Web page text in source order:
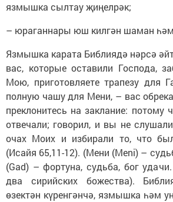
язмышка сылтау җиңелрәк;
– юраганнары юш килгән шаман һәм
Язмышка карата Библиядә нәрсә
вас, которые оставили Господа,
Мою, приготовляете трапезу для
полную чашу для Мени, – вас
преклонитесь на заклание: потому
отвечали; говорил, и вы не
очах Моих и избирали то, что
(Исайя 65,11-12). (Мени (Meni) –
(Gad) – фортуна, судьба, бог
два сирийских божества).
өзектән күренгәнчә, язмышка һәм